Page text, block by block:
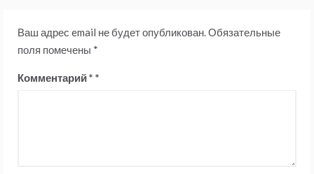
Ваш адрес email не будет опубликован.Обязательные
поля помечены *
Комментарий*